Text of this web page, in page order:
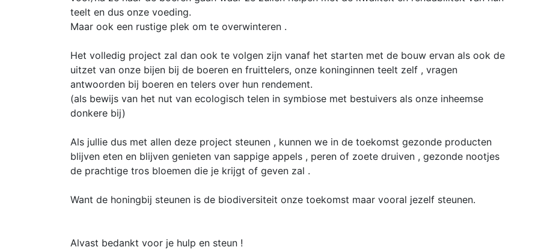
teelt en dus onze voeding.
Maar ook een rustige plek om te overwinteren .
Het volledig project zal dan ook te volgen zijn vanaf het starten met de bouw ervan als ook de
uitzet van onze bijen bij de boeren en fruittelers, onze koninginnen teelt zelf , vragen
antwoorden bij boeren en telers over hun rendement.
(als bewijs van het nut van ecologisch telen in symbiose met bestuivers als onze inheemse
donkere bij)
Als jullie dus met allen deze project steunen , kunnen we in de toekomst gezonde producten
blijven eten en blijven genieten van sappige appels , peren of zoete druiven , gezonde nootjes
de prachtige tros bloemen die je krijgt of geven zal .
Want de honingbij steunen is de biodiversiteit onze toekomst maar vooral jezelf steunen.
Alvast bedankt voor je hulp en steun !